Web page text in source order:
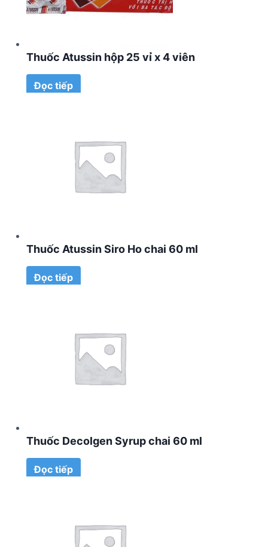
Thuốc Atussin hộp 25 vỉ x 4 viên
Đọc tiếp
Thuốc Atussin Siro Ho chai 60 ml
Đọc tiếp
Thuốc Decolgen Syrup chai 60 ml
Đọc tiếp